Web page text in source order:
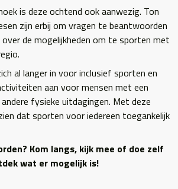
is deze ochtend ook aanwezig. Ton
zijn erbij om vragen te beantwoorden
de mogelijkheden om te sporten met
al langer in voor inclusief sporten en
aan voor mensen met een
fysieke uitdagingen. Met deze
dat sporten voor iedereen toegankelijk
Kom langs, kijk mee of doe zelf
wat er mogelijk is!